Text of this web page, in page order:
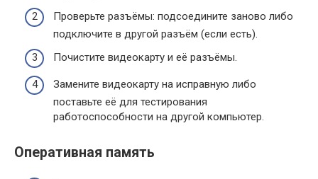
Проверьте разъёмы: подсоедините заново либо
подключите в другой разъём (если есть).
Почистите видеокарту и её разъёмы.
Замените видеокарту на исправную либо
поставьте её для тестирования
работоспособности на другой компьютер.
Оперативная память